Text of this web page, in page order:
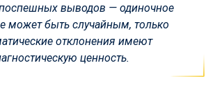
выводов — одиночное
может быть случайным, только
отклонения имеют
ценность.